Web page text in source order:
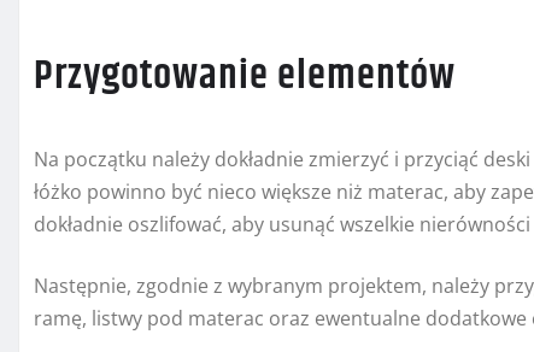
Przygotowanie elementów
Na początku należy dokładnie zmierzyć i przyciąć
łóżko powinno być nieco większe niż materac, aby
dokładnie oszlifować, aby usunąć wszelkie
Następnie, zgodnie z wybranym projektem, należy
ramę, listwy pod materac oraz ewentualne